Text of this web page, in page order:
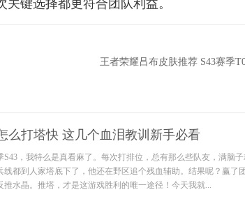
键选择都更符合团队利益。
王者荣耀吕布皮肤推荐 S43赛季
么打塔快 这几个血泪教训新手必看
S43，我特么是真看麻了。每次打排位，总有那么些队友，满脑
线都到人家塔底下了，他还在野区追个残血辅助。结果呢？赢了
推水晶。推塔，才是这游戏胜利的唯一途径！今天我就...